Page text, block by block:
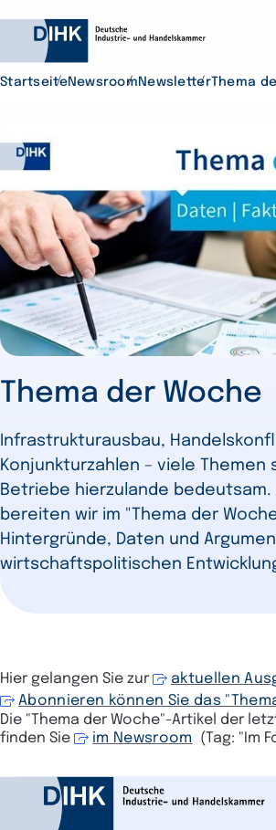
StartseiteNewsroom NewsletterThema
Thema der Woche
Infrastrukturausbau,
Konjunkturzahlen – viele Themen
Betriebe hierzulande bedeutsam.
bereiten wir im "Thema der
Hintergründe, Daten und
wirtschaftspolitischen
Hier gelangen Sie zur aktuellen
Abonnieren können Sie das
Die "Thema der Woche"-Artikel der
finden Sie
im Newsroom (Tag: "Im